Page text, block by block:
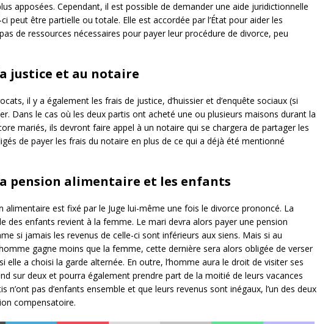
apposées. Cependant, il est possible de demander une aide juridictionnelle
peut être partielle ou totale. Elle est accordée par l’État pour aider les
de ressources nécessaires pour payer leur procédure de divorce, peu
justice et au notaire
il y a également les frais de justice, d’huissier et d’enquête sociaux (si
Dans le cas où les deux partis ont acheté une ou plusieurs maisons durant la
mariés, ils devront faire appel à un notaire qui se chargera de partager les
de payer les frais du notaire en plus de ce qui a déjà été mentionné
pension alimentaire et les enfants
alimentaire est fixé par le Juge lui-même une fois le divorce prononcé. La
des enfants revient à la femme. Le mari devra alors payer une pension
si jamais les revenus de celle-ci sont inférieurs aux siens. Mais si au
gagne moins que la femme, cette dernière sera alors obligée de verser
elle a choisi la garde alternée. En outre, l’homme aura le droit de visiter ses
sur deux et pourra également prendre part de la moitié de leurs vacances
n’ont pas d’enfants ensemble et que leurs revenus sont inégaux, l’un des deux
compensatoire.